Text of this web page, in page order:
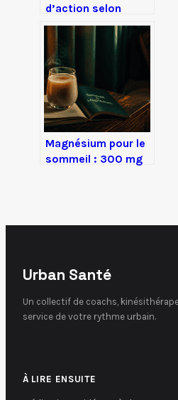
d’action selon
votre mode de
consommation
Magnésium pour le
sommeil : 300 mg
Urban Santé
Un collectif de coachs,
service de votre rythme urbain.
À LIRE ENSUITE